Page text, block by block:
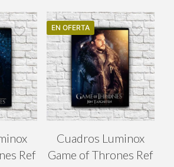
es:
$ 59.900.
era:
$ 65.000.
es:
$
Ref
EN OFERTA
Cuadros Luminox
Game of Thrones Ref